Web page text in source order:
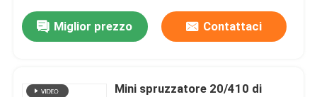
Miglior prezzo Contattaci
Mini spruzzatore 20/410 di